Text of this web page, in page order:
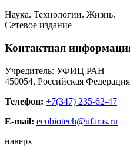
Наука. Технологии. Жизнь.
Сетевое издание
Контактная
Учредитель: УФИЦ РАН
450054, Российская
Телефон: +7(347) 235-62-47
E-mail: ecobiotech@ufaras.ru
наверх